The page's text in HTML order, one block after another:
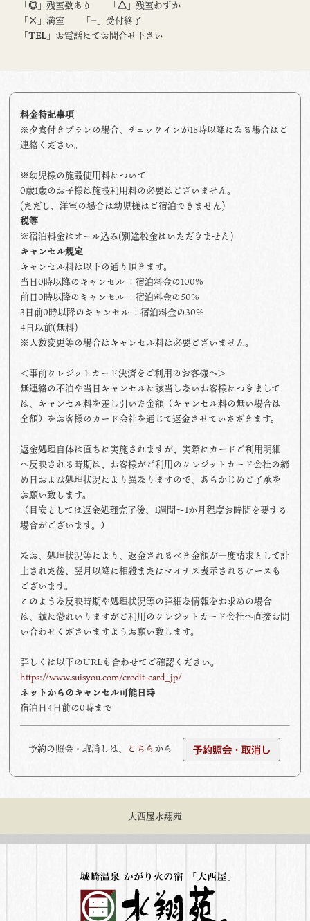
「◎ 」残室数あり 「△ 」残室わずか
「× 」満室 「− 」受付終了
「TEL」お電話にてお問合せ下さい
料金特記事項
※夕食付きプランの場合、チェックインが18時以降になる場合はご
連絡ください。
※幼児様の施設使用料について
0歳1歳のお子様は施設利用料の必要はございません。
(ただし、洋室の場合は幼児様はご宿泊できません)
税等
※宿泊料金はオール込み(別途税金はいただきません)
キャンセル規定
キャンセル料は以下の通り頂きます。
当日0時以降のキャンセル ：宿泊料金の100%
前日0時以降のキャンセル ：宿泊料金の50%
3日前0時以降のキャンセル ：宿泊料金の30%
4日以前(無料)
※人数変更等の場合はキャンセル料は必要ございません。
＜事前クレジットカード決済をご利用のお客様へ＞
無連絡の不泊や当日キャンセルに該当しないお客様につきまして
は、キャンセル料を差し引いた金額（キャンセル料の無い場合は
全額）をお客様のカード会社を通じて返金させていただきます。
返金処理自体は直ちに実施されますが、実際にカードご利用明細
へ反映される時期は、お客様がご利用のクレジットカード会社の締
め日および処理状況により異なりますので、あらかじめご了承を
お願い致します。
（目安としては返金処理完了後、1週間～1か月程度お時間を要する
場合がございます。）
なお、処理状況等により、返金されるべき金額が一度請求として計
上された後、翌月以降に相殺またはマイナス表示されるケースも
ございます。
このような反映時期や処理状況等の詳細な情報をお求めの場合
は、誠に恐れいりますがご利用のクレジットカード会社へ直接お問
い合わせくださいますようお願い致します。
詳しくは以下のURLも合わせてご確認ください。
https://www.suisyou.com/credit-card_jp/
ネットからのキャンセル可能日時
宿泊日4日前の0時まで
予約の照会・取消しは、 こちらから
大西屋水翔苑